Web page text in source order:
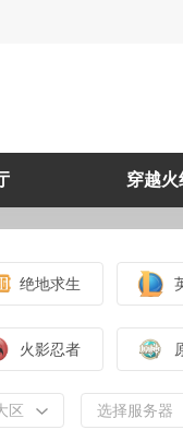
穿越火
绝地求生
火影忍者
区 选择服务器